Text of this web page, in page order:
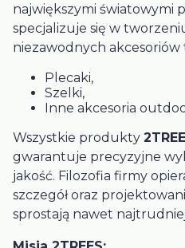
największymi światowymi
specjalizuje się w
niezawodnych akcesoriów
Plecaki,
Szelki,
Inne akcesoria
Wszystkie produkty
gwarantuje precyzyjne
jakość. Filozofia firmy
szczegół oraz
sprostają nawet